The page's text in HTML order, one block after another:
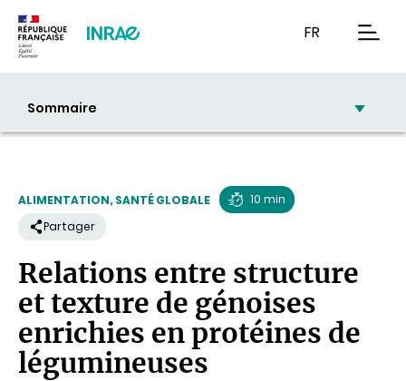
FR
Sommaire
ALIMENTATION, SANTÉ GLOBALE
lecture
10 min
Partager
Relations entre structure
et texture de génoises
enrichies en protéines de
légumineuses